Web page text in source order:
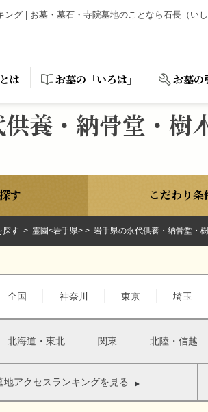
グ | お墓・墓石・寺院墓地のことなら石長（い
は お墓の「いろは」 お墓の
養・納骨堂・樹
す こだわり条
探す 霊園<岩手県> 岩手県の永代供養・納骨堂・
全国 神奈川 東京 埼玉
北海道・東北 関東 北陸・信越
地アクセスランキングを見る